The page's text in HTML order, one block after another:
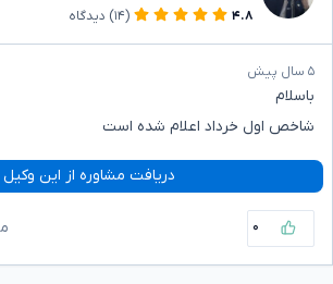
۴.۸
(۱۴) دیدگاه
۵ سال پیش
باسلام
شاخص اول خرداد اعلام شده است
دریافت مشاوره از این وکیل
۰